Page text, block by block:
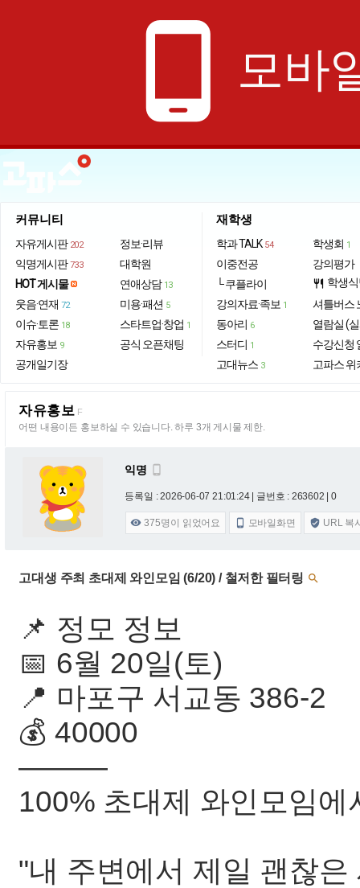
phone_android 모바
커뮤니티
자유게시판 202
익명게시판 733
HOT 게시물
웃음·연재 72
이슈·토론 18
자유홍보 9
공개일기장
정보·리뷰
대학원
연애상담 13
미용·패션 5
스타트업·창업 1
공식 오픈채팅
재학생
학과 TALK 54
이중전공
└ 쿠플라이
강의자료·족보 1
동아리 6
스터디 1
고대뉴스 3
학생회 1
강의평가
restaurant 학생
셔틀버스
열람실 (
수강신청
고파스 위
자유홍보 F
어떤 내용이든 홍보하실 수 있습니다. 하루 3개 게시물 제한.
익명 
등록일 : 2026-06-07 21:01:24 | 글번호 : 263602 | 0
 375명이 읽었어요  모바일화면  URL 복
고대생 주최 초대제 와인모임 (6/20) / 철저한 필터링 
📌 정모 정보
📅 6월 20일(토)
📍 마포구 서교동 386-2
💰 40000
———
100% 초대제 와인모임
"내 주변에서 제일 괜찮